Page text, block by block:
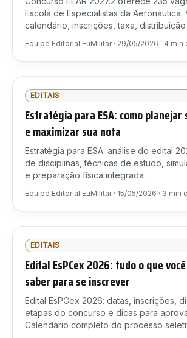
Escola de Especialistas da Aeronáutica.
calendário, inscrições, taxa,
Equipe Editorial EuMilitar· 29/05/2026 · 4 min
EDITAIS
Estratégia para ESA: como planejar
e maximizar sua nota
Estratégia para ESA: análise do edital
de disciplinas, técnicas de estudo,
e preparação física integrada.
Equipe Editorial EuMilitar· 15/05/2026 · 3 min
EDITAIS
Edital EsPCex 2026: tudo o que
saber para se inscrever
Edital EsPCex 2026: datas, inscrições,
etapas do concurso e dicas para
Calendário completo do processo